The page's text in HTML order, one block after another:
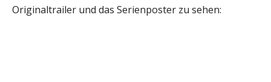
Originaltrailer und das Serienposter zu sehen: